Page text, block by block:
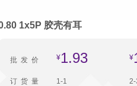
1x5P 胶壳有耳
批发价 ¥1.93 ¥
订货量 1-1